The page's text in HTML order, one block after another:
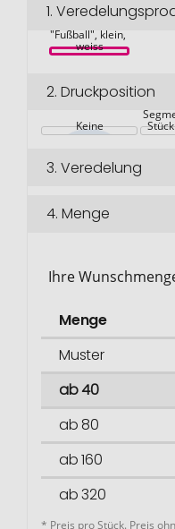
1.
"Fußball", klein,
weiss
2.Druckposition
Keine
3.Veredelung
4.Menge
Ihre
Menge
Muster
ab 40
ab 80
ab 160
ab 320
* Preis pro Stück. Preis